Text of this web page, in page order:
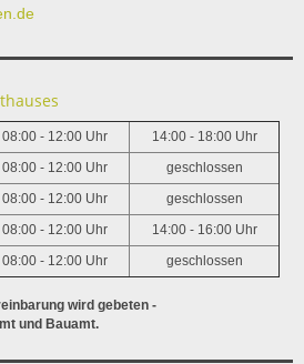
08:00 - 12:00 Uhr 14:00 - 18:00 Uhr
08:00 - 12:00 Uhr geschlossen
08:00 - 12:00 Uhr geschlossen
08:00 - 12:00 Uhr 14:00 - 16:00 Uhr
08:00 - 12:00 Uhr geschlossen
wird gebeten -
und Bauamt.